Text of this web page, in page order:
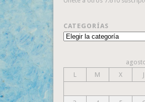
CATEGORÍAS
Categorías
L
M X J